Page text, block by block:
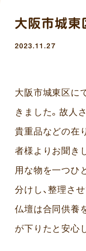
大阪市城
2023.11.27
大阪市城東区に
きました。故人
貴重品などの在
者様よりお聞き
用な物を一つひ
分けし、整理さ
仏壇は合同供養
が下りたと安心